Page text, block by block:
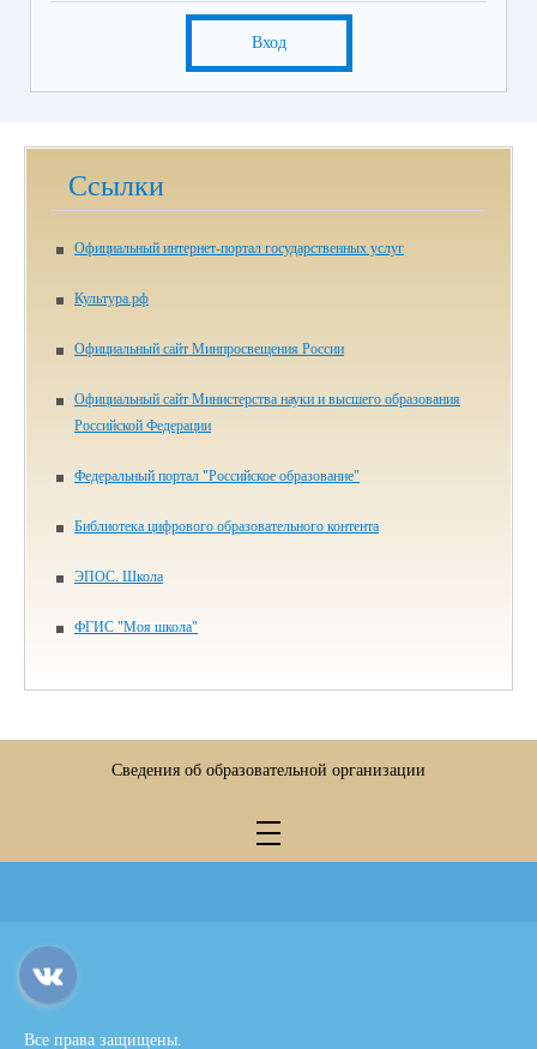
Вход
Ссылки
Официальный интернет-портал государственных услуг
Культура.рф
Официальный сайт Минпросвещения России
Официальный сайт Министерства науки и высшего образования
Российской Федерации
Федеральный портал "Российское образование"
Библиотека цифрового образова­тельного контента
ЭПОС. Школа
ФГИС "Моя школа"
Сведения об образовательной организации
Все права защищены.